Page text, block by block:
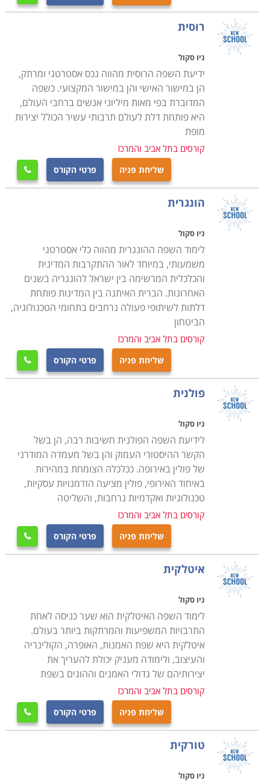
רוסית
ניו סקול
ידיעת השפה הרוסית מהווה נכס אסטרטגי ומרתק,
הן במישור האישי והן במישור המקצועי. כשפה
המדוברת בפי מאות מיליוני אנשים ברחבי העולם,
היא פותחת דלת לעולם תרבותי עשיר הכולל יצירות
מופת
קורסים בתל אביב והמרכז
שליחת פניה פרטי הקורס 
הונגרית
ניו סקול
לימוד השפה ההונגרית מהווה כלי אסטרטגי
משמעותי, במיוחד לאור ההתקרבות המדינית
והכלכלית המרשימה בין ישראל להונגריה בשנים
האחרונות. הברית האיתנה בין המדינות פותחת
דלתות לשיתופי פעולה נרחבים בתחומי הטכנולוגיה,
הביטחון
קורסים בתל אביב והמרכז
שליחת פניה פרטי הקורס 
פולנית
ניו סקול
לידיעת השפה הפולנית חשיבות רבה, הן בשל
הקשר ההיסטורי העמוק והן בשל מעמדה המודרני
של פולין באירופה. ככלכלה הצומחת במהירות
באיחוד האירופי, פולין מציעה הזדמנויות עסקיות,
טכנולוגיות ואקדמיות נרחבות, והשליטה
קורסים בתל אביב והמרכז
שליחת פניה פרטי הקורס 
איטלקית
ניו סקול
לימוד השפה האיטלקית הוא שער כניסה לאחת
התרבויות המשפיעות והמרתקות ביותר בעולם.
איטלקית היא שפת האמנות, האופרה, הקולינריה
והעיצוב, ולימודה מעניק יכולת להעריך את
יצירותיהם של גדולי האמנים וההוגים בשפת
קורסים בתל אביב והמרכז
שליחת פניה פרטי הקורס 
טורקית
ניו סקול